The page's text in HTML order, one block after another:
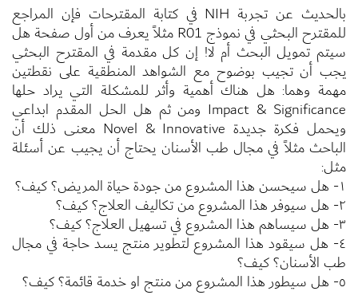
بالحديث عن تجربة NIH في كتابة المقترحات فإن المراجع
للمقترح البحثي في نموذج R01 مثلاً يعرف من أول صفحة هل
سيتم تمويل البحث أم لا! إن كل مقدمة في المقترح البحثي
يجب أن تجيب بوضوح مع الشواهد المنطقية على نقطتين
مهمة وهما: هل هناك أهمية وأثر للمشكلة التي يراد حلها
Impact & Significance ومن ثم هل الحل المقدم ابداعي
ويحمل فكرة جديدة Novel & Innovative معنى ذلك أن
الباحث مثلاً في مجال طب الأسنان يحتاج أن يجيب عن أسئلة
مثل:
١- هل سيحسن هذا المشروع من جودة حياة المريض؟ كيف؟
٢- هل سيوفر هذا المشروع من تكاليف العلاج؟ كيف؟
٣- هل سيساهم هذا المشروع في تسهيل العلاج؟ كيف؟
٤- هل سيقود هذا المشروع لتطوير منتج يسد حاجة في مجال
طب الأسنان؟ كيف؟
٥- هل سيطور هذا المشروع من منتج او خدمة قائمة؟ كيف؟